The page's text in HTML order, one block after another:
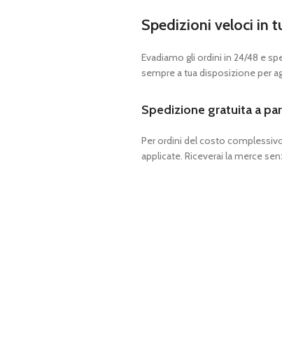
Spedizioni veloci in
Evadiamo gli ordini in 24/48 e
sempre a tua disposizione per
Spedizione gratuita a
Per ordini del costo
applicate. Riceverai la merce